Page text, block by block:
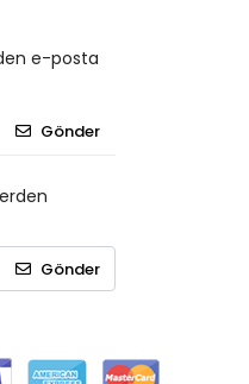
e-posta
Gönder
Gönder